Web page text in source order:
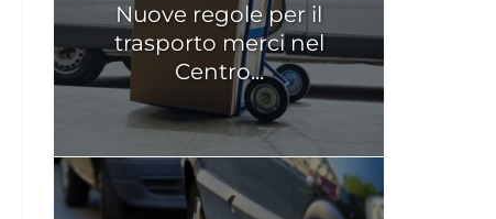
Nuove regole per il
trasporto merci nel
Centro...